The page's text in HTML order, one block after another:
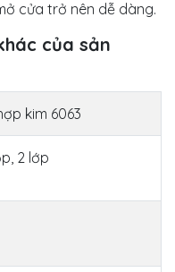
cửa trở nên dễ dàng.
của sản
kim 6063
2 lớp